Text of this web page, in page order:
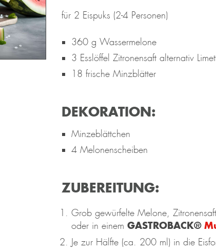
für 2 Eispuks (2-4 Personen)
360 g Wassermelone
3 Esslöffel Zitronensaft alternativ
18 frische Minzblätter
DEKORATION:
Minzeblättchen
4 Melonenscheiben
ZUBEREITUNG:
Grob gewürfelte Melone,
oder in einem GASTROBACK®
Je zur Hälfte (ca. 200 ml) in die